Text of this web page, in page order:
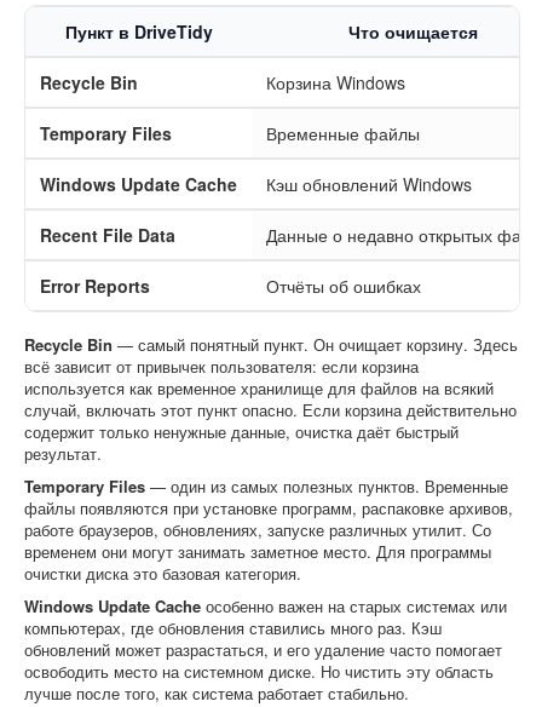
Пункт в DriveTidy Что очищается
Recycle Bin Корзина Windows
Temporary Files Временные файлы
Windows Update Cache Кэш обновлений Windows
Recent File Data Данные о недавно открытых
Error Reports Отчёты об ошибках
Recycle Bin — самый понятный пункт. Он очищает корзину. Здесь
всё зависит от привычек пользователя: если корзина
используется как временное хранилище для файлов на всякий
случай, включать этот пункт опасно. Если корзина действительно
содержит только ненужные данные, очистка даёт быстрый
результат.
Temporary Files — один из самых полезных пунктов. Временные
файлы появляются при установке программ, распаковке архивов,
работе браузеров, обновлениях, запуске различных утилит. Со
временем они могут занимать заметное место. Для программы
очистки диска это базовая категория.
Windows Update Cache особенно важен на старых системах или
компьютерах, где обновления ставились много раз. Кэш
обновлений может разрастаться, и его удаление часто помогает
освободить место на системном диске. Но чистить эту область
лучше после того, как система работает стабильно.